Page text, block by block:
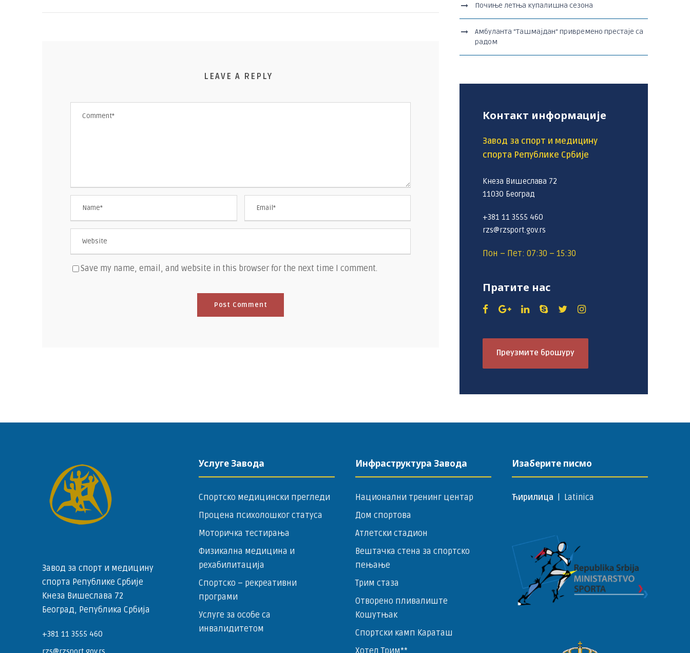
LEAVE A REPLY
Save my name, email, and website in this browser for the next time I comment.
Почиње летња купалишна сезона
Амбуланта “Ташмајдан“ привремено престаје са
радом
Контакт информације
Завод за спорт и медицину
спорта Републике Србије
Кнеза Вишеслава 72
11030 Београд
+381 11 3555 460
rzs@rzsport.gov.rs
Пон – Пет: 07:30 – 15:30
Пратите нас
Преузмите брошуру
Завод за спорт и медицину
спорта Републике Србије
Кнеза Вишеслава 72
Београд, Република Србија
+381 11 3555 460
Услуге Завода
Спортско медицински прегледи
Процена психолошког статуса
Моторичка тестирања
Физикална медицина и
рехабилитација
Спортско – ­рекреативни
програми
Услуге за особе са
инвалидитетом
Инфраструктура Завода
Национални тренинг центар
Дом спортова
Атлетски стадион
Вештачка стена за спортско
пењање
Трим стаза
Отворено пливалиште
Кошутњак
Спортски камп Караташ
Изаберите писмо
Ћирилица Latinica